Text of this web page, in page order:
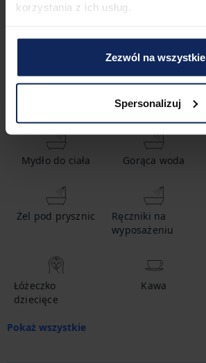
korzystania z ich usług.
Zezwól na wszystkie
Spersonalizuj
1 łazienka
Mydło do ciała Gorąca woda
Żel pod prysznic
Ręczniki na
wyposażeniu
Łóżeczko
dziecięce
Kawa
Pokaż wszystkie